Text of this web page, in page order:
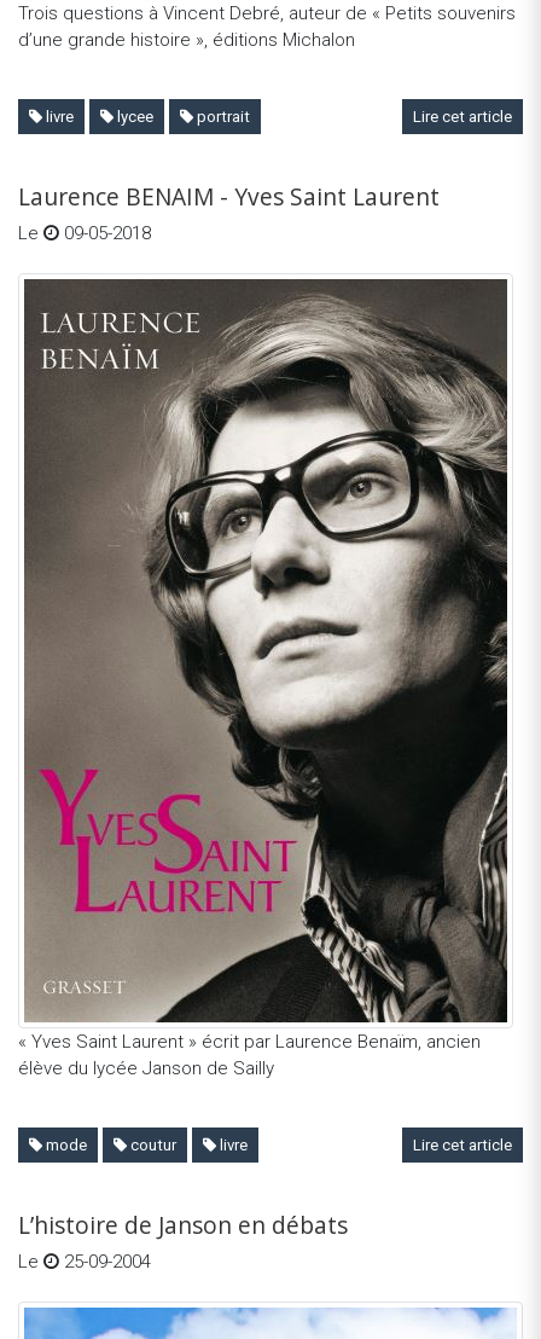
Trois questions à Vincent Debré, auteur de « Petits souvenirs
d’une grande histoire », éditions Michalon
Lire cet article
livre lycee portrait
Laurence BENAIM - Yves Saint Laurent
Le 09-05-2018
« Yves Saint Laurent » écrit par Laurence Benaïm, ancien
élève du lycée Janson de Sailly
Lire cet article
mode coutur livre
L’histoire de Janson en débats
Le 25-09-2004